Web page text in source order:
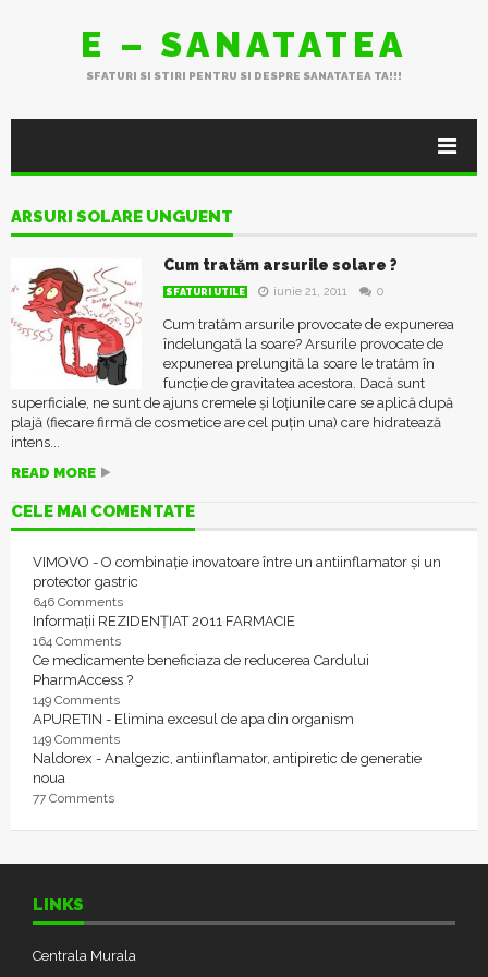
E – SANATATEA
SFATURI SI STIRI PENTRU SI DESPRE SANATATEA TA!!!
ARSURI SOLARE UNGUENT
Cum tratăm arsurile solare ?
SFATURI UTILE iunie 21, 2011 0
Cum tratăm arsurile provocate de expunerea
îndelungată la soare? Arsurile provocate de
expunerea prelungită la soare le tratăm în
funcție de gravitatea acestora. Dacă sunt
superficiale, ne sunt de ajuns cremele și loțiunile care se aplică după
plajă (fiecare firmă de cosmetice are cel puțin una) care hidratează
intens...
READ MORE
CELE MAI COMENTATE
VIMOVO - O combinație inovatoare între un antiinflamator și un
protector gastric
646 Comments
Informații REZIDENȚIAT 2011 FARMACIE
164 Comments
Ce medicamente beneficiaza de reducerea Cardului
PharmAccess ?
149 Comments
APURETIN - Elimina excesul de apa din organism
149 Comments
Naldorex - Analgezic, antiinflamator, antipiretic de generatie
noua
77 Comments
LINKS
Centrala Murala